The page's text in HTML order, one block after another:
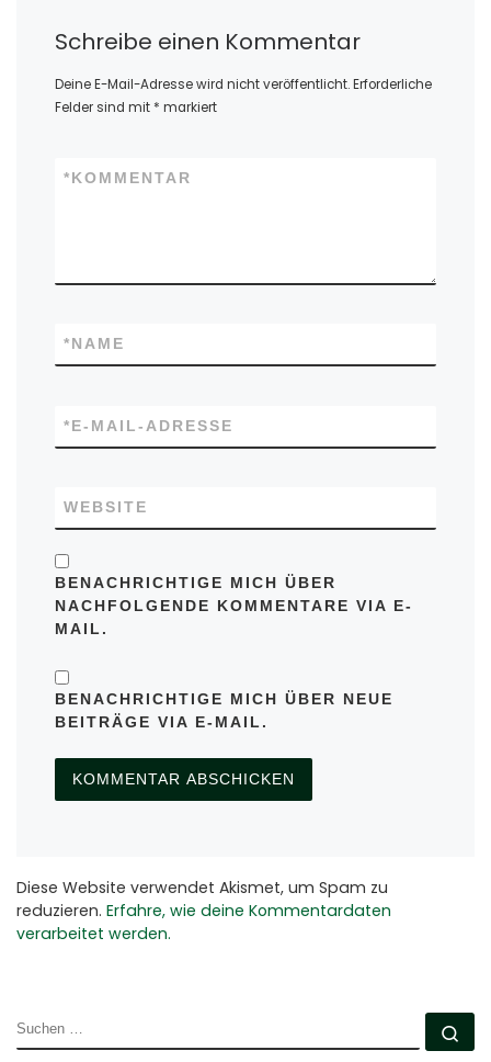
Schreibe einen Kommentar
Deine E-Mail-Adresse wird nicht veröffentlicht.Erforderliche
Felder sind mit * markiert
KOMMENTAR
*
NAME
*
E-MAIL-ADRESSE
*
WEBSITE
BENACHRICHTIGE MICH ÜBER
NACHFOLGENDE KOMMENTARE VIA E-
MAIL.
BENACHRICHTIGE MICH ÜBER NEUE
BEITRÄGE VIA E-MAIL.
Diese Website verwendet Akismet, um Spam zu
reduzieren. Erfahre, wie deine Kommentardaten
verarbeitet werden.
SUCHE